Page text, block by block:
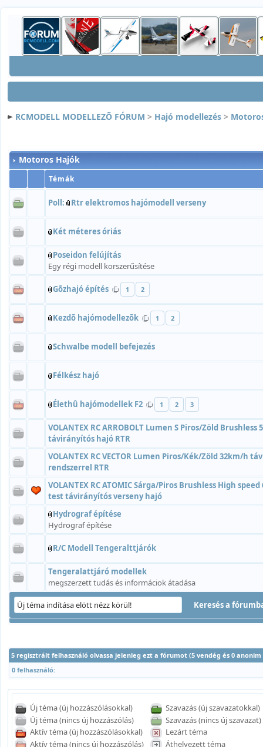
RCMODELL MODELLEZÕ FÓRUM > Hajó modellezés >
Motoros Hajók
Témák
Poll: Rtr elektromos hajómodell verseny
Két méteres óriás
Poseidon felújítás
Egy régi modell korszerűsítése
Gõzhajó építés 1 2
Kezdõ hajómodellezõk 1 2
Schwalbe modell befejezés
Félkész hajó
Élethû hajómodellek F2 1 2 3
VOLANTEX RC ARROBOLT Lumen S Piros/Zöld
távirányítós hajó RTR
VOLANTEX RC VECTOR Lumen Piros/Kék/Zöld 32km/h
rendszerrel RTR
VOLANTEX RC ATOMIC Sárga/Piros Brushless High
test távirányítós verseny hajó
Hydrograf építése
Hydrograf építése
R/C Modell Tengeralttjárók
Tengeralattjáró modellek
megszerzett tudás és informáciok átadása
5 regisztrált felhasználó olvassa jelenleg ezt a fórumot (5 vendég és 0 anonim
0 felhasználó:
Új téma (új hozzászólásokkal)
Új téma (nincs új hozzászólás)
Aktív téma (új hozzászólásokkal)
Aktív téma (nincs új hozzászólás)
Szavazás (új szavazatokkal)
Szavazás (nincs új szavazat)
Lezárt téma
Áthelyezett téma